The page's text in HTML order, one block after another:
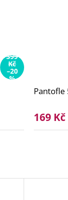
399
Kč
–20
%
Pantofle
169 Kč